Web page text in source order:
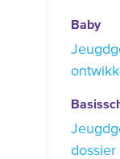
Baby
dossier